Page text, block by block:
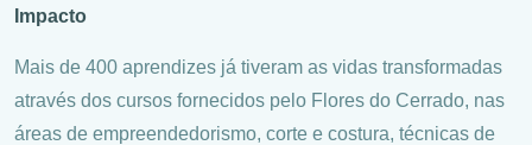
Impacto
Mais de 400 aprendizes já tiveram as vidas transformadas
através dos cursos fornecidos pelo Flores do Cerrado, nas
áreas de empreendedorismo, corte e costura, técnicas de